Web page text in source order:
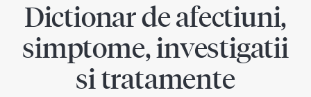
Dictionar de afectiuni,
simptome, investigatii
si tratamente